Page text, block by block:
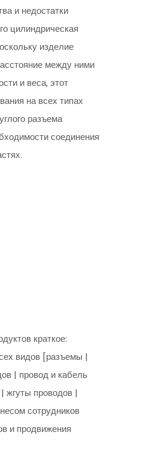
и недостатки
цилиндрическая
изделие
между ними
и веса, этот
на всех типах
разъема
соединения
краткое:
видов [разъемы |
| провод и кабель
жгуты проводов |
сотрудников
и продвижения